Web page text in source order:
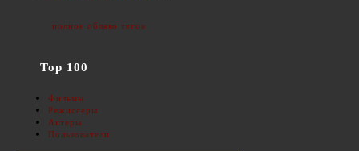
полное облако тегов
Top 100
Фильмы
Режиссеры
Актеры
Пользователи